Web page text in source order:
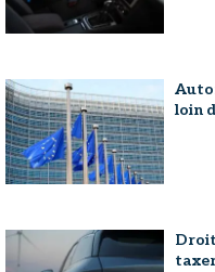
loin